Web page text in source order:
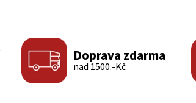
Doprava zdarma
nad 1500.-Kč